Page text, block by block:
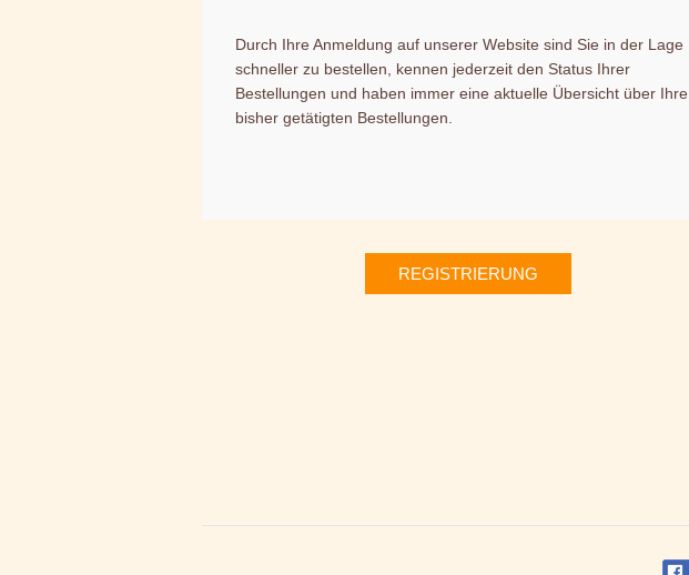
Durch Ihre Anmeldung auf unserer Website sind Sie in der Lage
schneller zu bestellen, kennen jederzeit den Status Ihrer
Bestellungen und haben immer eine aktuelle Übersicht über Ihre
bisher getätigten Bestellungen.
REGISTRIERUNG